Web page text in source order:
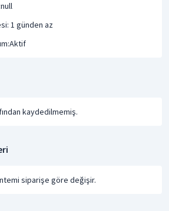
1 günden az
kaydedilmemiş.
siparişe göre değişir.